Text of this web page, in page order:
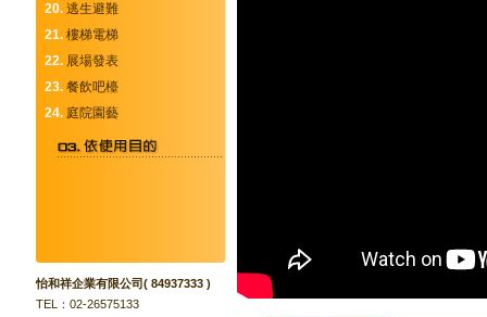
20.逃生避難
21.樓梯電梯
22.展場發表
23.餐飲吧檯
24.庭院園藝
怡和祥企業有限公司( 84937333 )
TEL：02-26575133